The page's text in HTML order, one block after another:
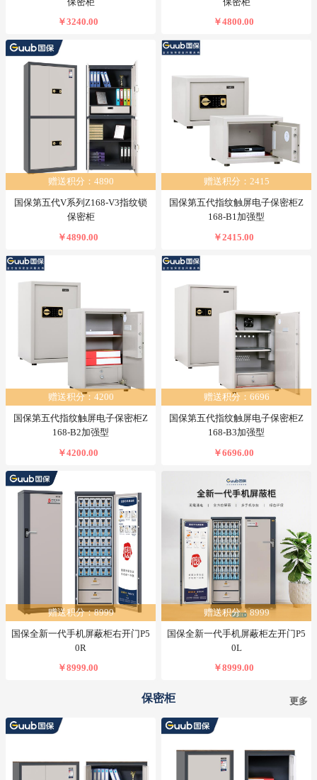
￥3240.00
￥4800.00
赠送积分：4890
国保第五代V系列Z168-V3指纹锁
保密柜
￥4890.00
赠送积分：2415
国保第五代指纹触屏电子保密柜Z
168-B1加强型
￥2415.00
赠送积分：4200
国保第五代指纹触屏电子保密柜Z
168-B2加强型
￥4200.00
赠送积分：6696
国保第五代指纹触屏电子保密柜Z
168-B3加强型
￥6696.00
赠送积分：8999
国保全新一代手机屏蔽柜右开门P5
0R
￥8999.00
赠送积分：8999
国保全新一代手机屏蔽柜左开门P5
0L
￥8999.00
保密柜 更多